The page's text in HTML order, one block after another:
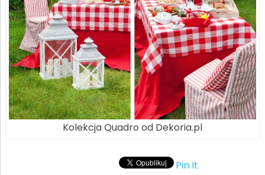
Kolekcja Quadro od Dekoria.pl
Pin It